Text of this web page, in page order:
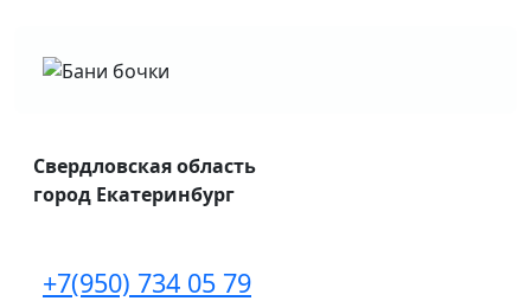
Свердловская область
город Екатеринбург
+7(950) 734 05 79